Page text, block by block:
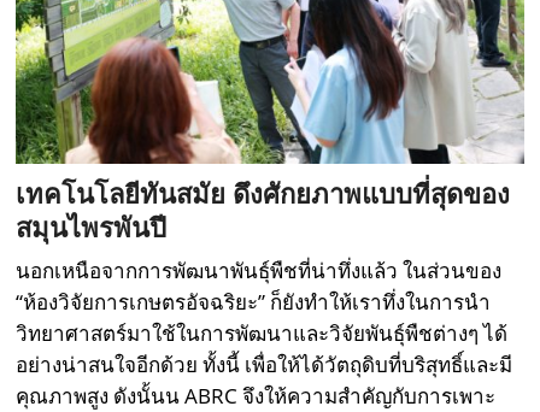
เทคโนโลยีทันสมัย ดึงศักยภาพแบบที่สุดของ
สมุนไพรพันปี
นอกเหนือจากการพัฒนาพันธุ์พืชที่น่าทึ่งแล้ว ในส่วนของ
“ห้องวิจัยการเกษตรอัจฉริยะ” ก็ยังทำให้เราทึ่งในการนำ
วิทยาศาสตร์มาใช้ในการพัฒนาและวิจัยพันธุ์พืชต่างๆ ได้
อย่างน่าสนใจอีกด้วย ทั้งนี้ เพื่อให้ได้วัตถุดิบที่บริสุทธิ์และมี
คุณภาพสูง ดังนั้นน ABRC จึงให้ความสำคัญกับการเพาะ